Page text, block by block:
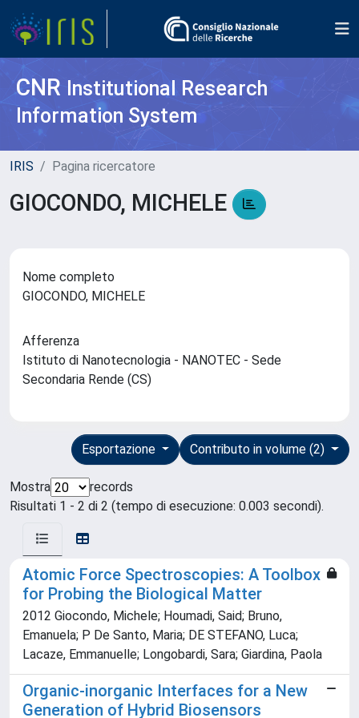
CNR Institutional Research
Information System
IRIS Pagina ricercatore
GIOCONDO, MICHELE
Nome completo
GIOCONDO, MICHELE
Afferenza
Istituto di Nanotecnologia - NANOTEC - Sede
Secondaria Rende (CS)
Contributo in volume (2)
Esportazione
Mostra
records
Risultati 1 - 2 di 2 (tempo di esecuzione: 0.003 secondi).
Atomic Force Spectroscopies: A Toolbox
for Probing the Biological Matter
2012 Giocondo, Michele; Houmadi, Said; Bruno,
Emanuela; P De Santo, Maria; DE STEFANO, Luca;
Lacaze, Emmanuelle; Longobardi, Sara; Giardina, Paola
Organic-inorganic Interfaces for a New
Generation of Hybrid Biosensors